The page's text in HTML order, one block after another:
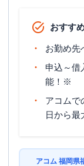
おすす
お勤め先
申込～借
能！※
アコムで
日から最
アコム 福岡県